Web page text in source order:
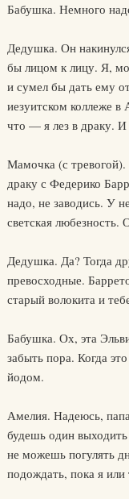
Бабушка. Немного
Дедушка. Он
бы лицом к лицу. Я,
и сумел бы дать ему
иезуитском коллеже
что — я лез в драку. И
Мамочка (с
драку с Федерико
надо, не заводись. У
светская любезность.
Дедушка. Да? Тогда
превосходные.
старый волокита и
Бабушка. Ох, эта
забыть пора. Когда
йодом.
Амелия. Надеюсь,
будешь один
не можешь погулять
подождать, пока я